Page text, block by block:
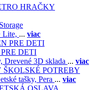
HRAČKY
Lite, ... viac
DETI
Drevené 3D sklada ... viac
ŠKOLSKÉ POTREBY
tašky, Pera ... viac
OSLAVA